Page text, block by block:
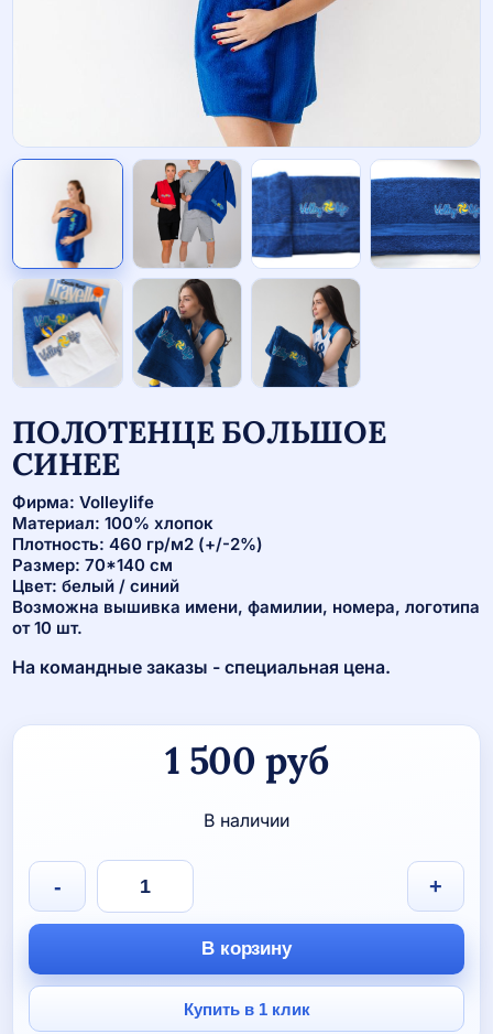
ПОЛОТЕНЦЕ БОЛЬШОЕ
СИНЕЕ
Фирма: Volleylife
Материал: 100% хлопок
Плотность: 460 гр/м2 (+/-2%)
Размер: 70*140 см
Цвет: белый / синий
Возможна вышивка имени, фамилии, номера, логотипа
от 10 шт.
На командные заказы - специальная цена.
1 500руб
В наличии
Количество
товара
Полотенце
большое
- +
В корзину
Купить в 1 клик